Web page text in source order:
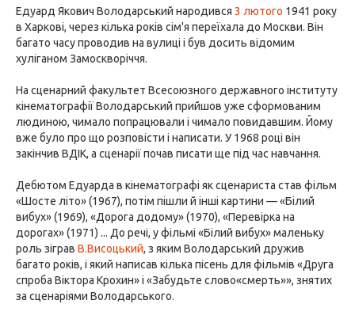
Едуард Якович Володарський народився 3 лютого 1941 року
в Харкові, через кілька років сім'я переїхала до Москви. Він
багато часу проводив на вулиці і був досить відомим
хуліганом Замоскворіччя.
На сценарний факультет Всесоюзного державного інституту
кінематографії Володарський прийшов уже сформованим
людиною, чимало попрацювали і чимало повидавшим. Йому
вже було про що розповісти і написати. У 1968 році він
закінчив ВДІК, а сценарії почав писати ще під час навчання.
Дебютом Едуарда в кінематографі як сценариста став фільм
«Шосте літо» (1967), потім пішли й інші картини — «Білий
вибух» (1969), «Дорога додому» (1970), «Перевірка на
дорогах» (1971) ... До речі, у фільмі «Білий вибух» маленьку
роль зіграв В.Висоцький, з яким Володарський дружив
багато років, і який написав кілька пісень для фільмів «Друга
спроба Віктора Крохин» і «Забудьте слово«смерть»», знятих
за сценаріями Володарського.